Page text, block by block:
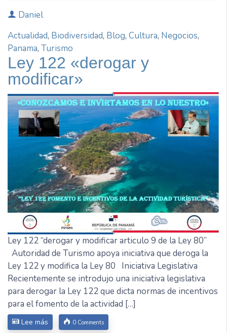
Daniel
Actualidad, Biodiversidad, Blog, Cultura, Negocios,
Panama, Turismo
Ley 122 «derogar y
modificar»
Ley 122 “derogar y modificar articulo 9 de la Ley 80”
Autoridad de Turismo apoya iniciativa que deroga la
Ley 122 y modifica la Ley 80 Iniciativa Legislativa
Recientemente se introdujo una iniciativa legislativa
para derogar la Ley 122 que dicta normas de incentivos
para el fomento de la actividad […]
Lee más 0 Comments